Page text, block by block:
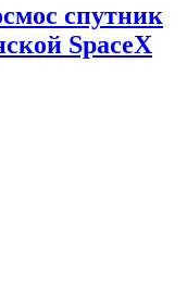
спутник
SpaceX